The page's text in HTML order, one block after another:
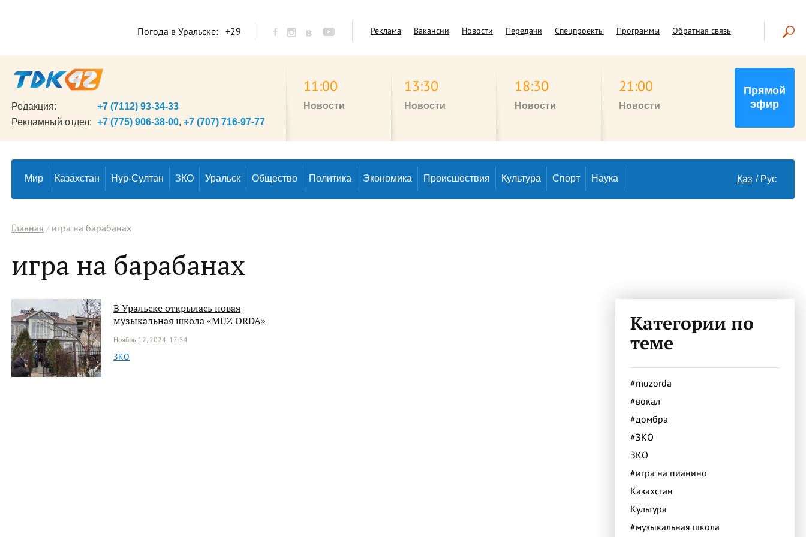
Погода в Уральске: +29 Реклама Вакансии Новости Передачи Спецпроекты Программы Обратная связь
Редакция:
+7 (7112) 93-34-33
Рекламный отдел: +7 (775) 906-38-00, +7 (707) 716-97-77
11:00
Новости
13:30
Новости
18:30
Новости
21:00
Новости
Прямой
эфир
Мир Казахстан Нур-Султан ЗКО Уральск Общество Политика Экономика Происшествия Культура Спорт Наука Қаз Рус
Главная игра на барабанах
игра на барабанах
В Уральске открылась новая
музыкальная школа «MUZ ORDA»
Ноябрь 12, 2024, 17:54
ЗКО
Категории по
теме
#muzorda
#вокал
#домбра
#ЗКО
ЗКО
#игра на пианино
Казахстан
Культура
#музыкальная школа